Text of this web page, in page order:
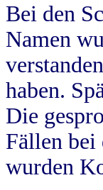
Bei den
Namen
haben.
Die
Fällen bei
wurden